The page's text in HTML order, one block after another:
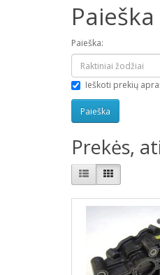
Paieška
Paieška:
Ieškoti prekių
Prekės,